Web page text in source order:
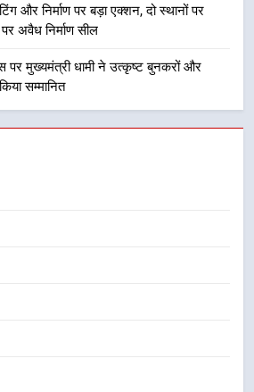
नहींः डीएम
खेल महाकुंभ 2026ः 01 सितंबर से सजेगा
न्याय पंचायत से राज्य स्तर तक होगा
प्रतिभा का प्रदर्शन
उत्तराखंड समाचार
और निर्माण पर बड़ा एक्शन, दो स्थानों पर
अवैध निर्माण सील
पर मुख्यमंत्री धामी ने उत्कृष्ट बुनकरों और
सम्मानित